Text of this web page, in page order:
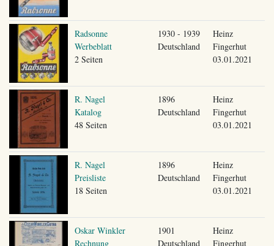
Radsonne
Werbeblatt
2 Seiten
1930 - 1939
Deutschland
Heinz
Fingerhut
03.01.2021
R. Nagel
Katalog
48 Seiten
1896
Deutschland
Heinz
Fingerhut
03.01.2021
R. Nagel
Preisliste
18 Seiten
1896
Deutschland
Heinz
Fingerhut
03.01.2021
Oskar Winkler
Rechnung
1901
Deutschland
Heinz
Fingerhut